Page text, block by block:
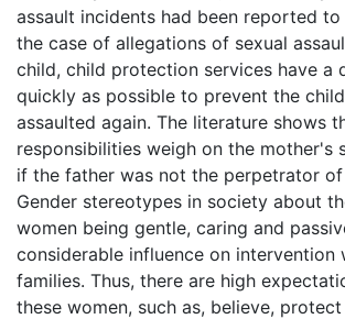
assault incidents had been reported
the case of allegations of sexual
child, child protection services have a
quickly as possible to prevent the
assaulted again. The literature shows
responsibilities weigh on the mother's
if the father was not the perpetrator of
Gender stereotypes in society about
women being gentle, caring and
considerable influence on intervention
families. Thus, there are high
these women, such as, believe,